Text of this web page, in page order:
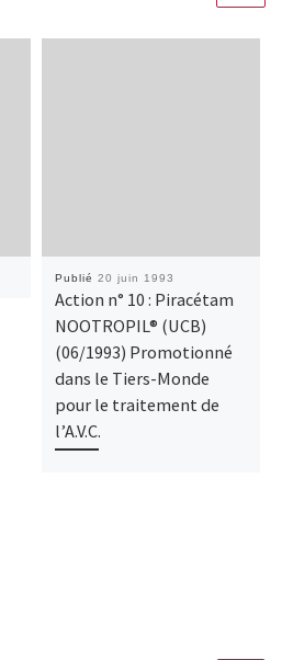
Publié 20 juin 1993
Action n° 10 : Piracétam
NOOTROPIL® (UCB)
(06/1993) Promotionné
dans le Tiers-Monde
pour le traitement de
l’A.V.C.